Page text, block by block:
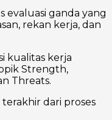
evaluasi ganda yang
rekan kerja, dan
kualitas kerja
Strength,
Threats.
dari proses